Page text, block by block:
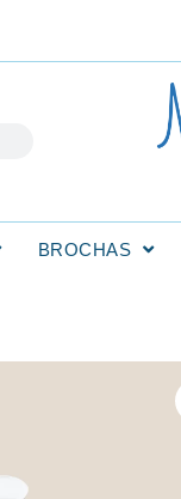
BROCHAS